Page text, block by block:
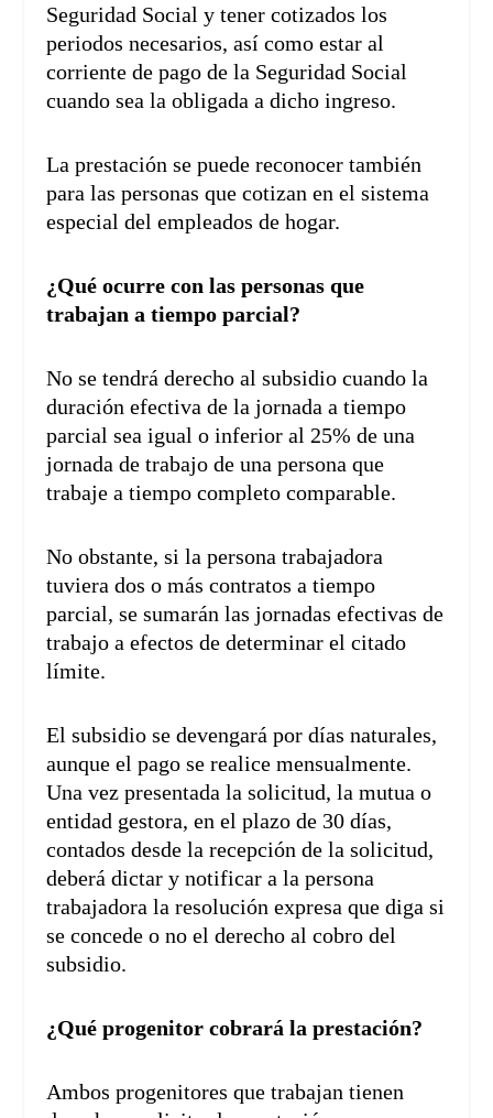
Seguridad Social y tener cotizados los
periodos necesarios, así como estar al
corriente de pago de la Seguridad Social
cuando sea la obligada a dicho ingreso.
La prestación se puede reconocer también
para las personas que cotizan en el sistema
especial del empleados de hogar.
¿Qué ocurre con las personas que
trabajan a tiempo parcial?
No se tendrá derecho al subsidio cuando la
duración efectiva de la jornada a tiempo
parcial sea igual o inferior al 25% de una
jornada de trabajo de una persona que
trabaje a tiempo completo comparable.
No obstante, si la persona trabajadora
tuviera dos o más contratos a tiempo
parcial, se sumarán las jornadas efectivas de
trabajo a efectos de determinar el citado
límite.
El subsidio se devengará por días naturales,
aunque el pago se realice mensualmente.
Una vez presentada la solicitud, la mutua o
entidad gestora, en el plazo de 30 días,
contados desde la recepción de la solicitud,
deberá dictar y notificar a la persona
trabajadora la resolución expresa que diga si
se concede o no el derecho al cobro del
subsidio.
¿Qué progenitor cobrará la prestación?
Ambos progenitores que trabajan tienen